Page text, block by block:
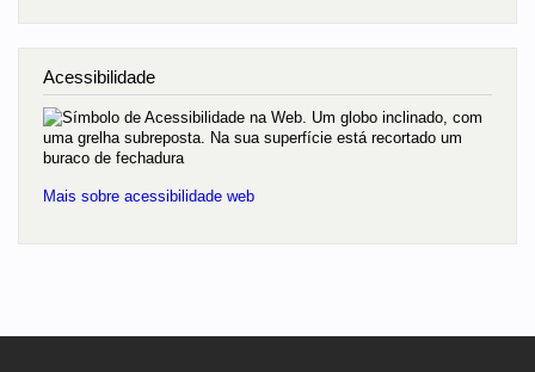
Acessibilidade
Mais sobre acessibilidade web